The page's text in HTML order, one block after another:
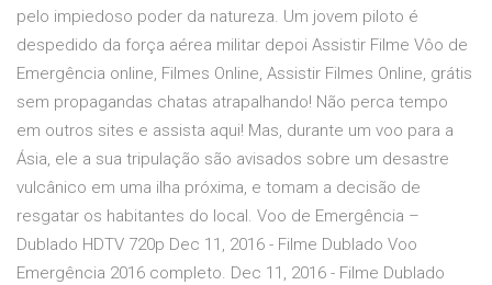
pelo impiedoso poder da natureza. Um jovem piloto é
despedido da força aérea militar depoi Assistir Filme Vôo de
Emergência online, Filmes Online, Assistir Filmes Online, grátis
sem propagandas chatas atrapalhando! Não perca tempo
em outros sites e assista aqui! Mas, durante um voo para a
Ásia, ele a sua tripulação são avisados sobre um desastre
vulcânico em uma ilha próxima, e tomam a decisão de
resgatar os habitantes do local. Voo de Emergência –
Dublado HDTV 720p Dec 11, 2016 - Filme Dublado Voo
Emergência 2016 completo. Dec 11, 2016 - Filme Dublado